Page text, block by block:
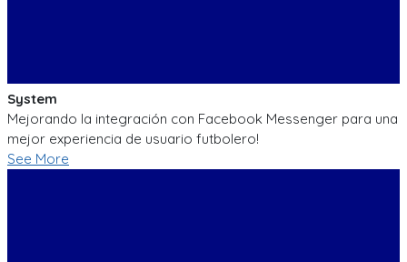
System
Mejorando la integración con Facebook Messenger para una
mejor experiencia de usuario futbolero!
See More